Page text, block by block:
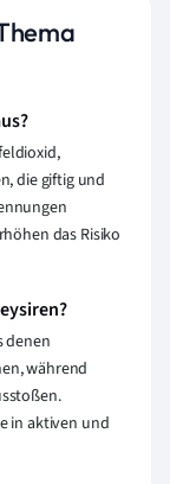
die giftig und
das Risiko
denen
während
in aktiven und